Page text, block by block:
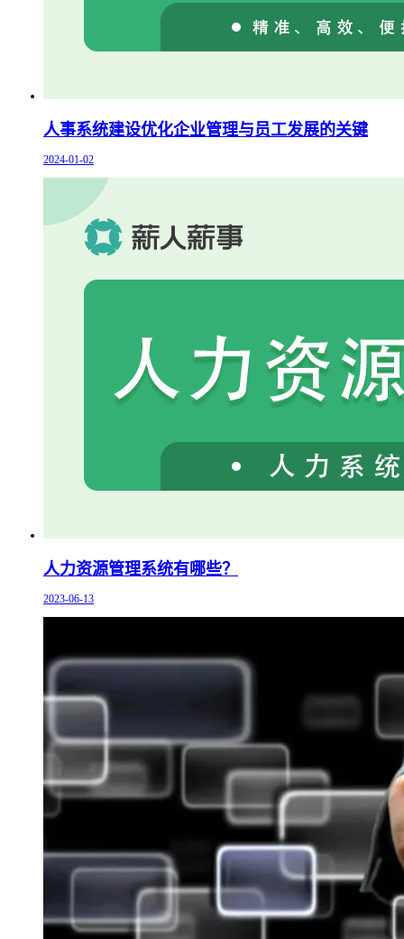
人事系统建设优化企业管理与员工发展的关键
2024-01-02
人力资源管理系统有哪些？
2023-06-13